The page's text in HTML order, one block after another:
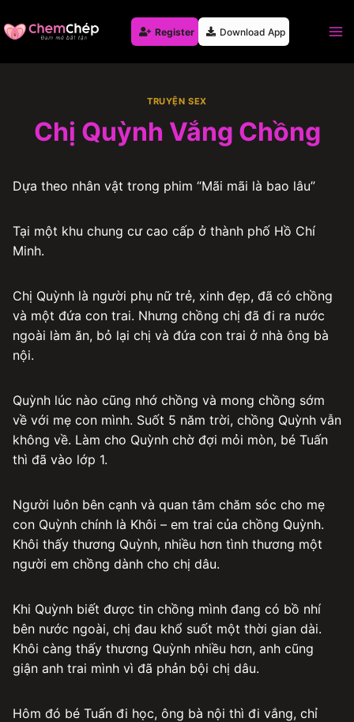
to
Register Download App
TRUYỆN SEX
Chị Quỳnh Vắng Chồng
Dựa theo nhân vật trong phim “Mãi mãi là bao lâu”
Tại một khu chung cư cao cấp ở thành phố Hồ Chí
Minh.
Chị Quỳnh là người phụ nữ trẻ, xinh đẹp, đã có chồng
và một đứa con trai. Nhưng chồng chị đã đi ra nước
ngoài làm ăn, bỏ lại chị và đứa con trai ở nhà ông bà
nội.
Quỳnh lúc nào cũng nhớ chồng và mong chồng sớm
về với mẹ con mình. Suốt 5 năm trời, chồng Quỳnh vẫn
không về. Làm cho Quỳnh chờ đợi mỏi mòn, bé Tuấn
thì đã vào lớp 1.
Người luôn bên cạnh và quan tâm chăm sóc cho mẹ
con Quỳnh chính là Khôi – em trai của chồng Quỳnh.
Khôi thấy thương Quỳnh, nhiều hơn tình thương một
người em chồng dành cho chị dâu.
Khi Quỳnh biết được tin chồng mình đang có bồ nhí
bên nước ngoài, chị đau khổ suốt một thời gian dài.
Khôi càng thấy thương Quỳnh nhiều hơn, anh cũng
giận anh trai mình vì đã phản bội chị dâu.
Hôm đó bé Tuấn đi học, ông bà nội thì đi vắng, chỉ